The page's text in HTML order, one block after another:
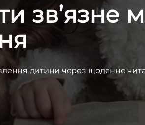
зв’язне
дитини через щоденне